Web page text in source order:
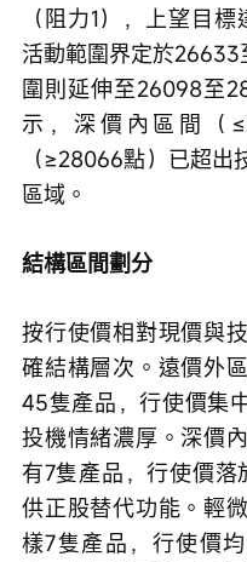
（阻力1），上望目
活動範圍界定於
圍則延伸至26098至
示，深價內區間（
（≥28066點）已超
區域。
結構區間劃分
按行使價相對現價與
確結構層次。遠價外
45隻產品，行使價集
投機情緒濃厚。深價
有7隻產品，行使價
供正股替代功能。輕
樣7隻產品，行使價